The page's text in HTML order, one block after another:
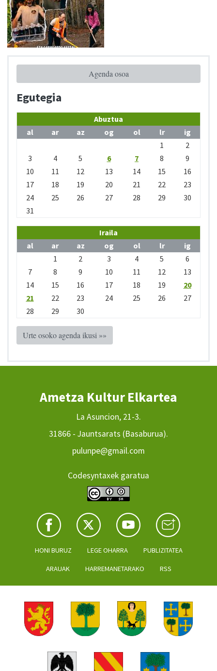
Agenda osoa
Egutegia
Abuztua
al
ar az og ol lr
ig
1
2
3
4 5 6 7 8
9
10
11 12 13 14 15
16
17
18 19 20 21 22
23
24
25 26 27 28 29
30
31
Iraila
al
ar az og ol lr
ig
1
2 3 4 5
6
7
8 9 10 11 12
13
14
15 16 17 18 19
20
21
22 23 24 25 26
27
28
29 30
Urte osoko agenda ikusi »»
Ametza Kultur Elkartea
La Asuncion, 21-3.
31866 - Jauntsarats (Basaburua).
pulunpe@gmail.com
Codesyntaxek garatua
HONI BURUZ LEGE OHARRA PUBLIZITATEA
ARAUAK HARREMANETARAKO RSS